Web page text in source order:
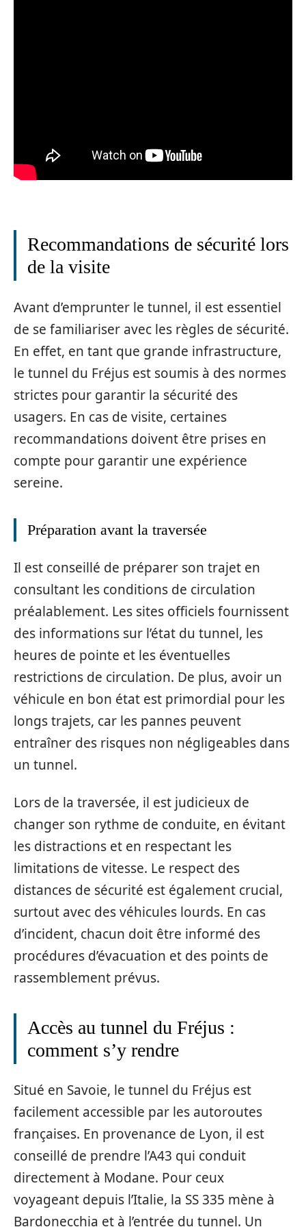
Recommandations de sécurité lors
de la visite
Avant d’emprunter le tunnel, il est essentiel
de se familiariser avec les règles de sécurité.
En effet, en tant que grande infrastructure,
le tunnel du Fréjus est soumis à des normes
strictes pour garantir la sécurité des
usagers. En cas de visite, certaines
recommandations doivent être prises en
compte pour garantir une expérience
sereine.
Préparation avant la traversée
Il est conseillé de préparer son trajet en
consultant les conditions de circulation
préalablement. Les sites officiels fournissent
des informations sur l’état du tunnel, les
heures de pointe et les éventuelles
restrictions de circulation. De plus, avoir un
véhicule en bon état est primordial pour les
longs trajets, car les pannes peuvent
entraîner des risques non négligeables dans
un tunnel.
Lors de la traversée, il est judicieux de
changer son rythme de conduite, en évitant
les distractions et en respectant les
limitations de vitesse. Le respect des
distances de sécurité est également crucial,
surtout avec des véhicules lourds. En cas
d’incident, chacun doit être informé des
procédures d’évacuation et des points de
rassemblement prévus.
Accès au tunnel du Fréjus :
comment s’y rendre
Situé en Savoie, le tunnel du Fréjus est
facilement accessible par les autoroutes
françaises. En provenance de Lyon, il est
conseillé de prendre l’A43 qui conduit
directement à Modane. Pour ceux
voyageant depuis l’Italie, la SS 335 mène à
Bardonecchia et à l’entrée du tunnel. Un